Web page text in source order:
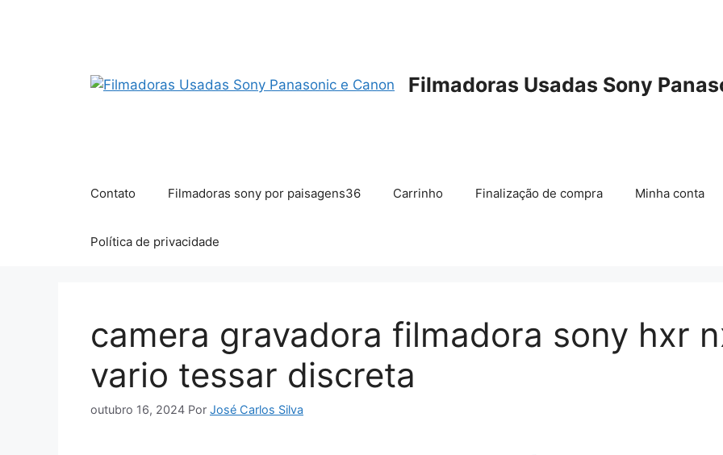
Filmadoras Usadas Sony
Contato Filmadoras sony por paisagens36 Carrinho Finalização de compra Minha conta
Política de privacidade
camera gravadora filmadora sony hxr
vario tessar discreta
outubro 16, 2024 Por José Carlos Silva